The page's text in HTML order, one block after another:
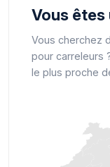
Vous
Vous cherchez
pour carreleurs
le plus proche